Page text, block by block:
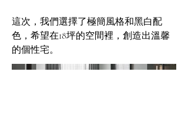
這次，我們選擇了極簡風格和黑白配
色，希望在18坪的空間裡，創造出溫馨
的個性宅。